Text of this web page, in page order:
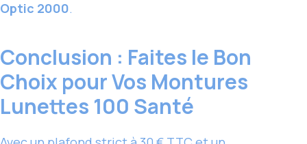
Optic 2000.
Conclusion : Faites le Bon
Choix pour Vos Montures
Lunettes 100 Santé